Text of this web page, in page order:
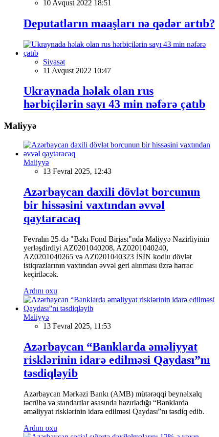
10 Avqust 2022 18:51
Deputatların maaşları nə qədər artıb?
Siyasət
11 Avqust 2022 10:47
Ukraynada həlak olan rus
hərbiçilərin sayı 43 min nəfərə çatıb
Maliyyə
Maliyyə
13 Fevral 2025, 12:43
Azərbaycan daxili dövlət borcunun
bir hissəsini vaxtından əvvəl
qaytaracaq
Fevralın 25-də "Bakı Fond Birjası"nda Maliyyə Nazirliyinin
yerləşdirdiyi AZ0201040208, AZ0201040240,
AZ0201040265 və AZ0201040323 İSİN kodlu dövlət
istiqrazlarının vaxtından əvvəl geri alınması üzrə hərrac
keçiriləcək.
Ardını oxu
Maliyyə
13 Fevral 2025, 11:53
Azərbaycan “Banklarda əməliyyat
risklərinin idarə edilməsi Qaydası”nı
təsdiqləyib
Azərbaycan Mərkəzi Bankı (AMB) mütərəqqi beynəlxalq
təcrübə və standartlar əsasında hazırladığı “Banklarda
əməliyyat risklərinin idarə edilməsi Qaydası”nı təsdiq edib.
Ardını oxu